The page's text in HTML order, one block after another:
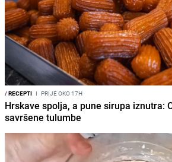
/RECEPTI I PRIJE OKO 17H
Hrskave spolja, a pune sirupa iznutra:
savršene tulumbe